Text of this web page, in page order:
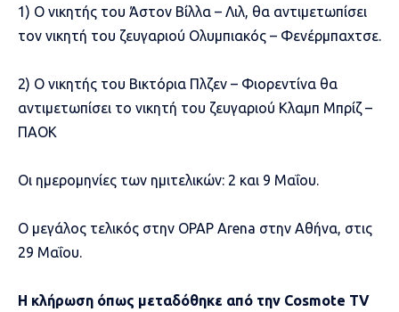
1) Ο νικητής του Άστον Βίλλα – Λιλ, θα αντιμετωπίσει
τον νικητή του ζευγαριού Ολυμπιακός – Φενέρμπαχτσε.
2) Ο νικητής του Βικτόρια Πλζεν – Φιορεντίνα θα
αντιμετωπίσει το νικητή του ζευγαριού Κλαμπ Μπρίζ –
ΠΑΟΚ
Οι ημερομηνίες των ημιτελικών: 2 και 9 Μαΐου.
Ο μεγάλος τελικός στην ΟPAP Arena στην Αθήνα, στις
29 Μαΐου.
Η κλήρωση όπως μεταδόθηκε από την Cosmote TV